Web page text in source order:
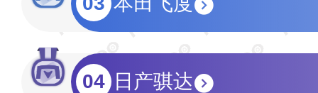
04 日产骐达